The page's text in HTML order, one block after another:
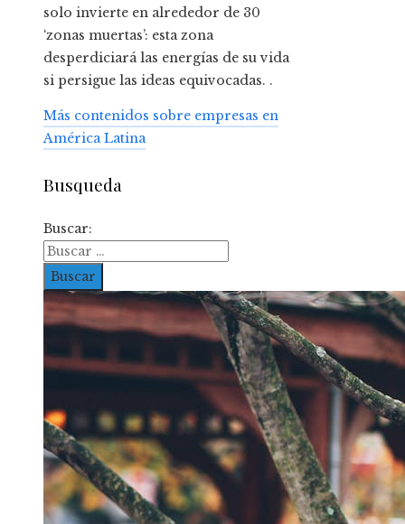
solo invierte en alrededor de 30
‘zonas muertas’: esta zona
desperdiciará las energías de su vida
si persigue las ideas equivocadas. .
Más contenidos sobre empresas en
América Latina
Busqueda
Buscar: